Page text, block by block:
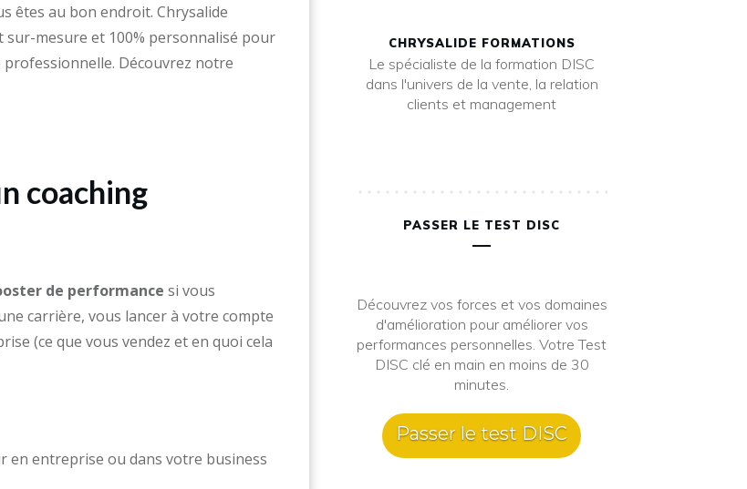
êtes au bon endroit. Chrysalide
mesure et 100% personnalisé pour
Découvrez notre
coaching
de performance si vous
carrière, vous lancer à votre compte
(ce que vous vendez et en quoi cela
en entreprise ou dans votre business
CHRYSALIDE FORMATIONS
Le spécialiste de la formation DISC
dans l'univers de la vente, la relation
clients et management
PASSER LE TEST DISC
Découvrez vos forces et vos domaines
d'amélioration pour améliorer vos
performances personnelles. Votre Test
DISC clé en main en moins de 30
minutes.
Passer le test DISC